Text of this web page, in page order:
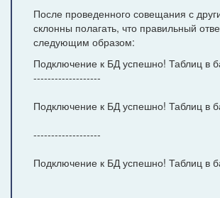
После проведенного совещания с
склонны полагать, что правильный
следующим образом:
Подключение к БД успешно! Таблиц в
-------------------
Подключение к БД успешно! Таблиц в
-------------------
Подключение к БД успешно! Таблиц в